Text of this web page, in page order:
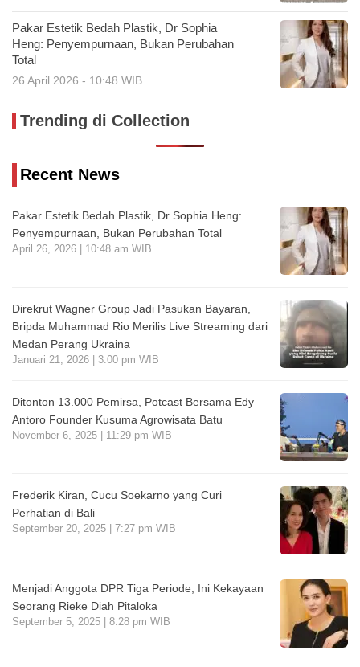
Pakar Estetik Bedah Plastik, Dr Sophia
Heng: Penyempurnaan, Bukan Perubahan
Total
26 April 2026 - 10:48 WIB
Trending di Collection
Recent News
Pakar Estetik Bedah Plastik, Dr Sophia Heng:
Penyempurnaan, Bukan Perubahan Total
April 26, 2026 | 10:48 am WIB
Direkrut Wagner Group Jadi Pasukan Bayaran,
Bripda Muhammad Rio Merilis Live Streaming dari
Medan Perang Ukraina
Januari 21, 2026 | 3:00 pm WIB
Ditonton 13.000 Pemirsa, Potcast Bersama Edy
Antoro Founder Kusuma Agrowisata Batu
November 6, 2025 | 11:29 pm WIB
Frederik Kiran, Cucu Soekarno yang Curi
Perhatian di Bali
September 20, 2025 | 7:27 pm WIB
Menjadi Anggota DPR Tiga Periode, Ini Kekayaan
Seorang Rieke Diah Pitaloka
September 5, 2025 | 8:28 pm WIB